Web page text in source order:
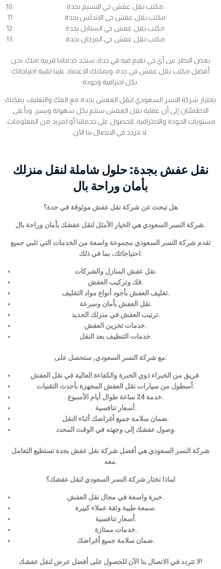
بغض النظر عن أي حي تقيم فيه في جدة، ستجد خدماتنا قريبة منك. نحن
أفضل مكتب نقل عفش في جدة، ويمكنك الاعتماد علينا لتلبية احتياجاتك
باختيار شركة النسر السعودي لنقل العفش بجدة مع الفك والتغليف، يمكنك
الاطمئنان إلى أن عملية نقل العفش ستتم بكل سهولة ويسر، وبأعلى
مستويات الجودة والاحترافية. للحصول على خدماتنا أو لمزيد من المعلومات،
نقل عفش بجدة: حلول شاملة لنقل منزلك
بأمان وراحة بال
هل تبحث عن شركة نقل عفش موثوقة في جدة؟
شركة النسر السعودي هي الخيار الأمثل لنقل عفشك بأمان وراحة بال.
تقدم شركة النسر السعودي مجموعة واسعة من الخدمات التي تلبي جميع
احتياجاتك، بما في ذلك:
نقل عفش المنازل والشركات.
فك وتركيب العفش.
تغليف العفش بأجود أنواع مواد التغليف.
نقل العفش بأمان وسرعة.
ترتيب العفش في منزلك الجديد.
خدمات تخزين العفش.
خدمات التنظيف بعد النقل.
مع شركة النسر السعودي, ستحصل على:
فريق من الخبراء ذوي الخبرة والكفاءة العالية في نقل العفش.
أسطول من سيارات نقل العفش المجهزة بأحدث التقنيات.
خدمة 24 ساعة طوال أيام الأسبوع.
أسعار تنافسية.
ضمان سلامة جميع أغراضك أثناء النقل.
وصول عفشك إلى وجهته في الوقت المحدد.
شركة النسر السعودي هي أفضل شركة نقل عفش بجدة تستطيع التعامل
معه.
لماذا تختار شركة النسر السعودي لنقل عفشك؟
خبرة واسعة في مجال نقل العفش.
سمعة طيبة وثقة عملاء كبيرة.
أسعار تنافسية.
خدمات ممتازة.
ضمان سلامة جميع أغراضك.
لا تتردد في الاتصال بنا الآن للحصول على أفضل عرض لنقل عفشك!